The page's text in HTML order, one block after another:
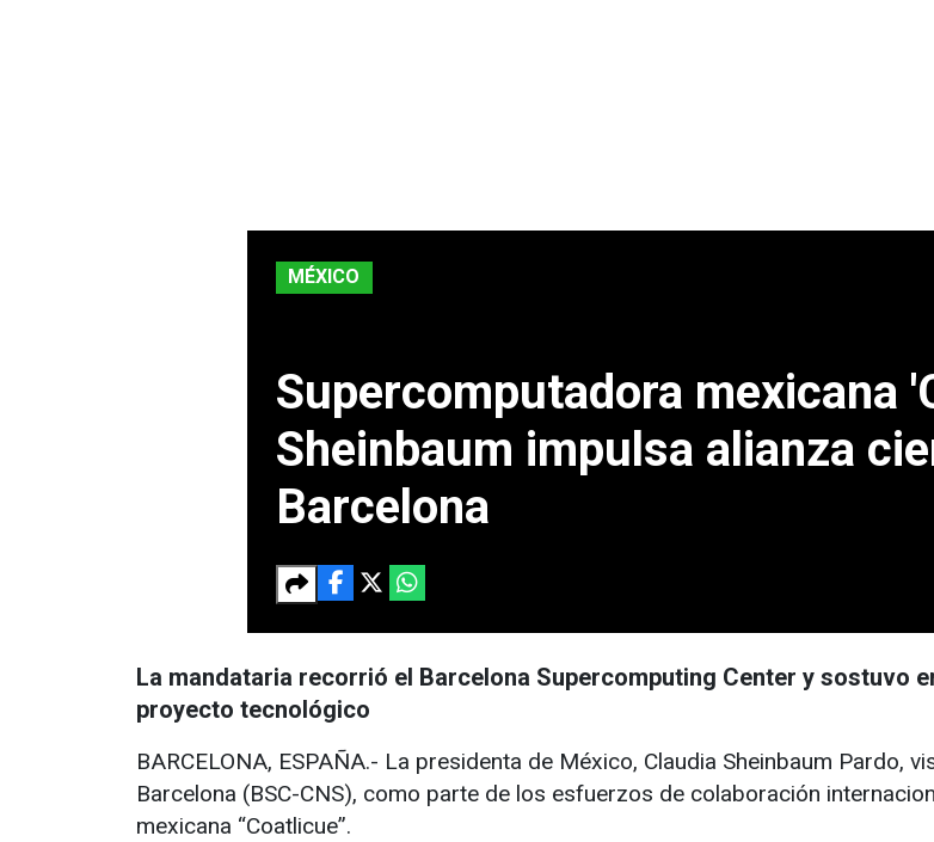
MÉXICO
Supercomputadora mexicana
Sheinbaum impulsa alianza
Barcelona
La mandataria recorrió el Barcelona Supercomputing Center y sostuvo
proyecto tecnológico
BARCELONA, ESPAÑA.- La presidenta de México, Claudia Sheinbaum Pardo,
Barcelona (BSC-CNS), como parte de los esfuerzos de colaboración
mexicana “Coatlicue”.